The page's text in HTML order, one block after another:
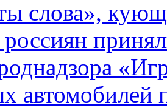
слова»,
автомобилей